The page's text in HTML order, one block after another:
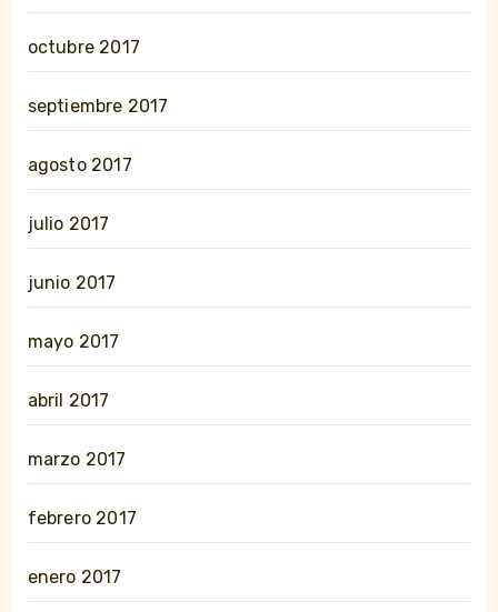
octubre 2017
septiembre 2017
agosto 2017
julio 2017
junio 2017
mayo 2017
abril 2017
marzo 2017
febrero 2017
enero 2017